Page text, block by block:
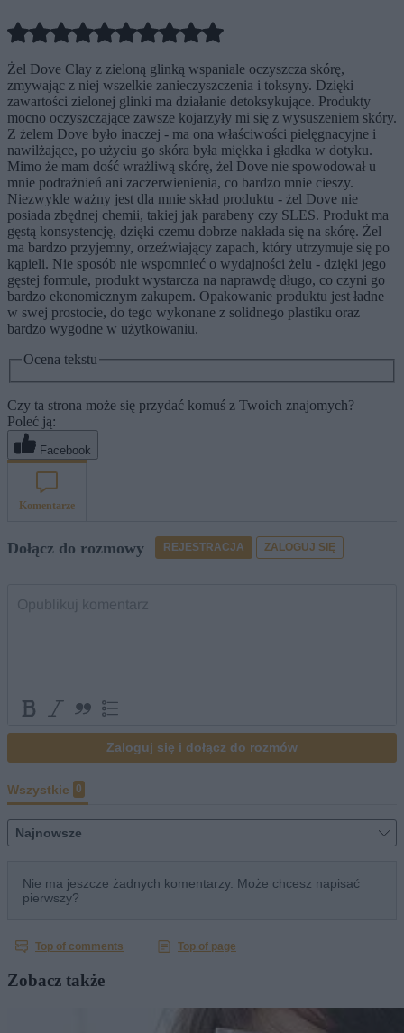
Żel Dove Clay z zieloną glinką wspaniale oczyszcza skórę,
zmywając z niej wszelkie zanieczyszczenia i toksyny. Dzięki
zawartości zielonej glinki ma działanie detoksykujące. Produkty
mocno oczyszczające zawsze kojarzyły mi się z wysuszeniem skóry.
Z żelem Dove było inaczej - ma ona właściwości pielęgnacyjne i
nawilżające, po użyciu go skóra była miękka i gładka w dotyku.
Mimo że mam dość wrażliwą skórę, żel Dove nie spowodował u
mnie podrażnień ani zaczerwienienia, co bardzo mnie cieszy.
Niezwykle ważny jest dla mnie skład produktu - żel Dove nie
posiada zbędnej chemii, takiej jak parabeny czy SLES. Produkt ma
gęstą konsystencję, dzięki czemu dobrze nakłada się na skórę. Żel
ma bardzo przyjemny, orzeźwiający zapach, który utrzymuje się po
kąpieli. Nie sposób nie wspomnieć o wydajności żelu - dzięki jego
gęstej formule, produkt wystarcza na naprawdę długo, co czyni go
bardzo ekonomicznym zakupem. Opakowanie produktu jest ładne
w swej prostocie, do tego wykonane z solidnego plastiku oraz
bardzo wygodne w użytkowaniu.
Ocena tekstu
Czy ta strona może się przydać komuś z Twoich znajomych?
Poleć ją:
Facebook
Zobacz także